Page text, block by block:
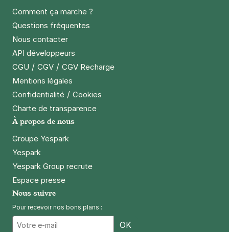
Paris - Hôpital Sainte-Anne -
75014
(tarifs dégressifs)
Olympiades
20 €/jour,
Réserver
Comment ça marche ?
Questions fréquentes
Nous contacter
API développeurs
CGU / CGV / CGV Recharge
Mentions légales
Confidentialité / Cookies
Charte de transparence
À propos de nous
Groupe Yespark
Yespark
Yespark Group recrute
Espace presse
Nous suivre
Pour recevoir nos bons plans :
OK